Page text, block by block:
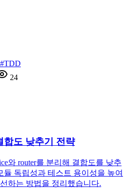
#TDD
24
합도 낮추기 전략
와 router를 분리해 결합도를 낮추
듈 독립성과 테스트 용이성을 높여
하는 방법을 정리했습니다.